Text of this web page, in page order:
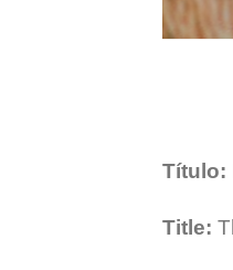
Título:
Title: